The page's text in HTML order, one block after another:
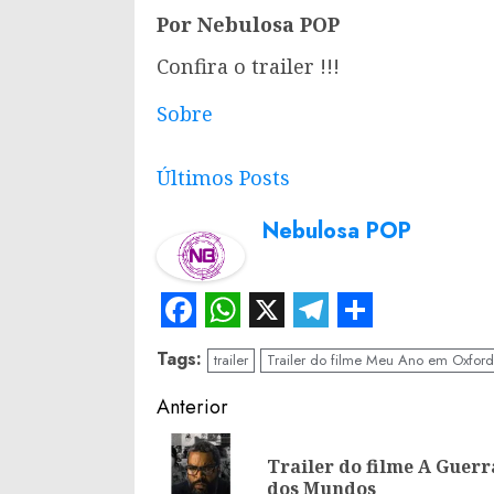
Por Nebulosa POP
Confira o trailer !!!
Sobre
Últimos Posts
Nebulosa POP
Facebook
WhatsApp
X Telegram
Share
Tags: trailer Trailer do filme Meu Ano em Oxford
Continue
Reading
Anterior
Trailer do filme A
dos Mundos